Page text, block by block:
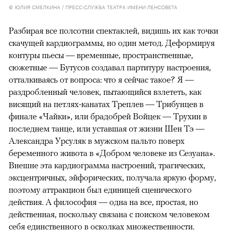
© ЮЛИЯ СМЕЛКИНА / ПРЕСС-СЛУЖБА ТЕАТРА ИМЕНИ ЛЕНСОВЕТА
Разбирая все полсотни спектаклей, видишь их как точки
скачущей кардиограммы, но один метод. Деформируя
контуры пьесы — временные, пространственные,
сюжетные — Бутусов создавал партитуру настроения,
отталкиваясь от вопроса: что я сейчас такое? Я —
раздробленный человек, пытающийся взлететь, как
висящий на петлях-канатах Треплев — Трибунцев в
финале «Чайки», или брадобрей Войцек — Трухин в
последнем танце, или уставшая от жизни Шен Тэ —
Александра Урсуляк в мужском пальто поверх
беременного живота в «Добром человеке из Сезуана».
Внешне эта кардиограмма настроений, трагических,
эксцентричных, эйфорических, получала яркую форму,
поэтому аттракцион был единицей сценического
действия. А философия — одна на все, простая, но
действенная, поскольку связана с поиском человеком
себя единственного в осколках множественности.